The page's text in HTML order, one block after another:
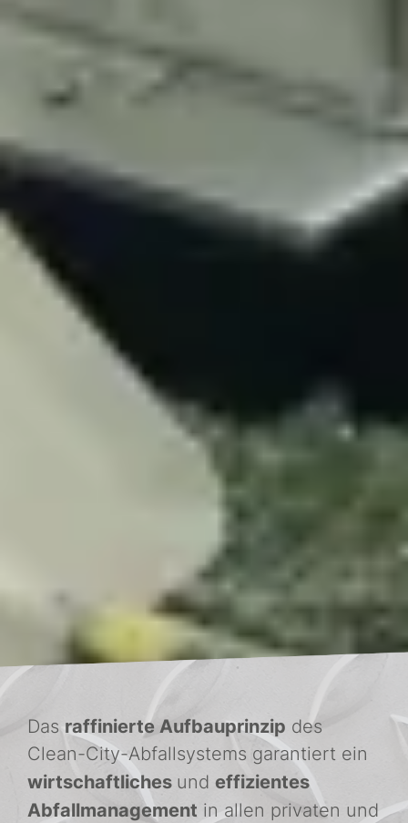
Dasraffinierte Aufbauprinzip des
Clean-City-Abfallsystems garantiert ein
wirtschaftliches und effizientes
Abfallmanagement in allen privaten und